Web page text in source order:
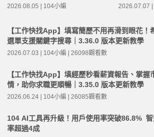
2026.08.05 | 104小編 2026.07.07
【工作快找App】填寫簡歷不用再滑到眼花！
選單支援關鍵字搜尋｜3.36.0 版本更新教學
2026.07.03 | 104小編 | 26098觀看數
【工作快找App】填經歷秒看薪資報告、掌握
情，助你求職更順暢｜3.35.0 版本更新教學
2026.06.24 | 104小編 | 26085觀看數
104 AI工具再升級！用戶使用率突破86.8%
率超過4成